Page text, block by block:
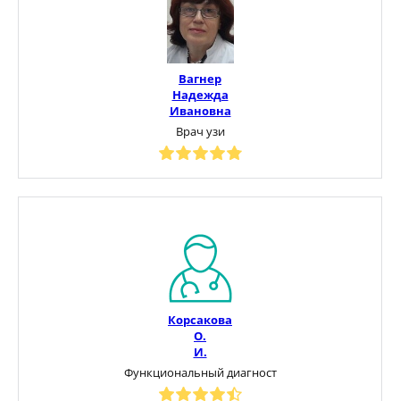
Вагнер
Надежда
Ивановна
Врач узи
Корсакова
О.
И.
Функциональный диагност